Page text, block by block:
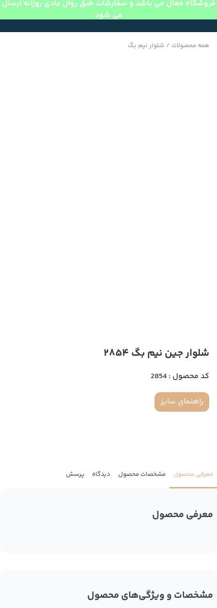
فروشگاه فعال می باشد و سفارشات طبق روال عادی روزانه ارسال
می شود
همه محصولات / شلوار نیم بگ
شلوار جین نیم بگ 2854
کد محصول : 2854
راهنمای سایز
معرفی محصول مشخصات محصول دیدگاه پرسش
معرفی محصول
مشخصات و ویژگی‌های محصول